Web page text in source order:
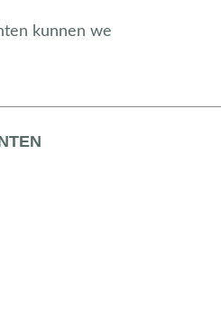
kunnen we